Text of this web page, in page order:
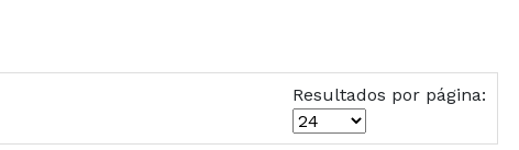
Resultados por página: